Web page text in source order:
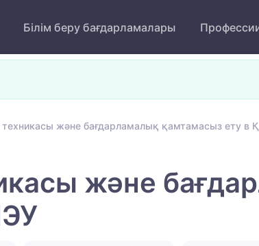
Білім беру бағдарламалары
техникасы және бағдарламалық қамтамасыз ету в
және